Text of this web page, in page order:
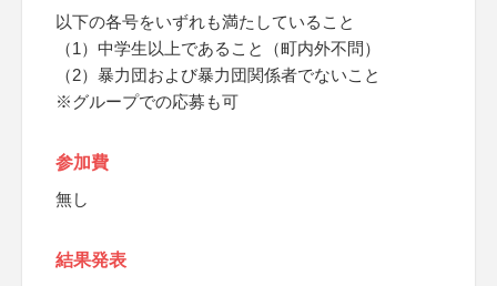
以下の各号をいずれも満たしていること
（1）中学生以上であること（町内外不問）
（2）暴力団および暴力団関係者でないこと
※グループでの応募も可
参加費
無し
結果発表